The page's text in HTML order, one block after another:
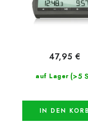
auf Lager (>5
47,95 €
IN DEN KORB